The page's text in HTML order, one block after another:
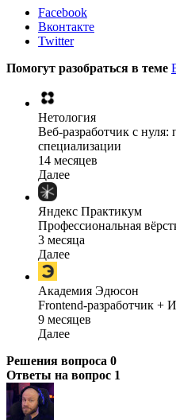
Facebook
Вконтакте
Twitter
Помогут разобраться в теме
Нетология
Веб-разработчик с
специализации
14 месяцев
Далее
Яндекс Практикум
Профессиональная
3 месяца
Далее
Академия Эдюсон
Frontend-разработчик +
9 месяцев
Далее
Решения вопроса 0
Ответы на вопрос 1